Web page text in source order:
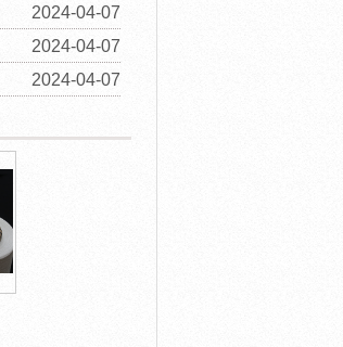
2024-04-07
2024-04-07
2024-04-07